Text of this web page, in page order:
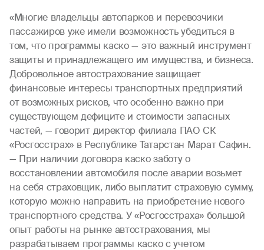
«Многие владельцы автопарков и перевозчики
пассажиров уже имели возможность убедиться в
том, что программы каско — это важный инструмент
защиты и принадлежащего им имущества, и бизнеса.
Добровольное автострахование защищает
финансовые интересы транспортных предприятий
от возможных рисков, что особенно важно при
существующем дефиците и стоимости запасных
частей, — говорит директор филиала ПАО СК
«Росгосстрах» в Республике Татарстан Марат Сафин.
— При наличии договора каско заботу о
восстановлении автомобиля после аварии возьмет
на себя страховщик, либо выплатит страховую сумму,
которую можно направить на приобретение нового
транспортного средства. У «Росгосстраха» большой
опыт работы на рынке автострахования, мы
разрабатываем программы каско с учетом